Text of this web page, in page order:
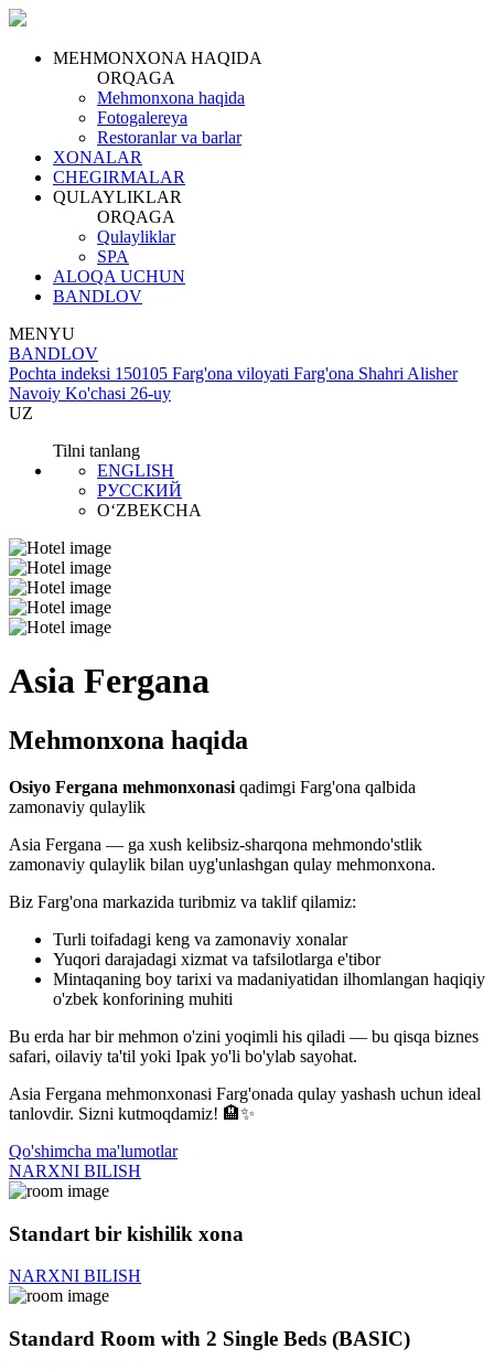
MEHMONXONA HAQIDA
ORQAGA
Mehmonxona haqida
Fotogalereya
Restoranlar va barlar
XONALAR
CHEGIRMALAR
QULAYLIKLAR
ORQAGA
Qulayliklar
SPA
ALOQA UCHUN
BANDLOV
MENYU
BANDLOV
Pochta indeksi 150105 Farg'ona viloyati Farg'ona Shahri Alisher
Navoiy Ko'chasi 26-uy
UZ
Tilni tanlang
ENGLISH
РУССКИЙ
O‘ZBEKCHA
Asia Fergana
Mehmonxona haqida
Osiyo Fergana mehmonxonasi qadimgi Farg'ona qalbida
zamonaviy qulaylik
Asia Fergana — ga xush kelibsiz-sharqona mehmondo'stlik
zamonaviy qulaylik bilan uyg'unlashgan qulay mehmonxona.
Biz Farg'ona markazida turibmiz va taklif qilamiz:
Turli toifadagi keng va zamonaviy xonalar
Yuqori darajadagi xizmat va tafsilotlarga e'tibor
Mintaqaning boy tarixi va madaniyatidan ilhomlangan haqiqiy
o'zbek konforining muhiti
Bu erda har bir mehmon o'zini yoqimli his qiladi — bu qisqa biznes
safari, oilaviy ta'til yoki Ipak yo'li bo'ylab sayohat.
Asia Fergana mehmonxonasi Farg'onada qulay yashash uchun ideal
tanlovdir. Sizni kutmoqdamiz! 🏨✨
Qo'shimcha ma'lumotlar
NARXNI BILISH
Standart bir kishilik xona
NARXNI BILISH
Standard Room with 2 Single Beds (BASIC)